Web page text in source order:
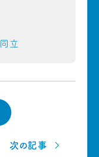
立
次の記事